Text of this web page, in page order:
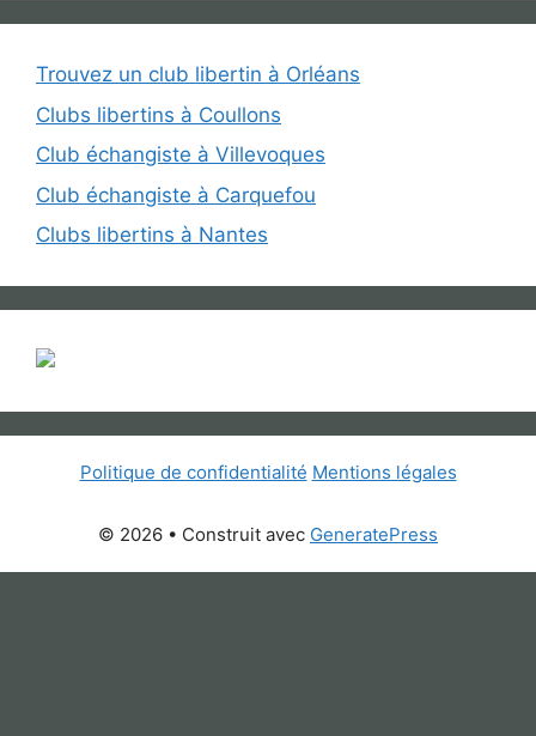
Trouvez un club libertin à Orléans
Clubs libertins à Coullons
Club échangiste à Villevoques
Club échangiste à Carquefou
Clubs libertins à Nantes
Politique de confidentialité Mentions légales
© 2026 • Construit avec GeneratePress